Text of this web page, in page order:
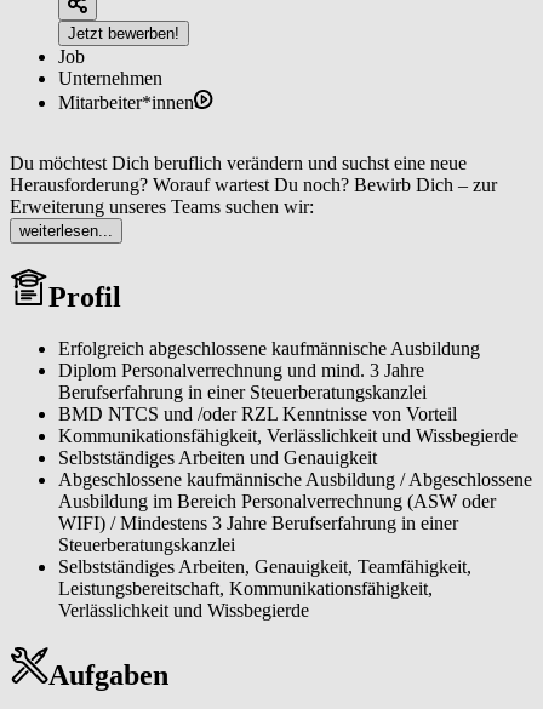
Jetzt bewerben!
Job
Unternehmen
Mitarbeiter*innen
Du möchtest Dich beruflich verändern und suchst eine neue
Herausforderung? Worauf wartest Du noch? Bewirb Dich – zur
Erweiterung unseres Teams suchen wir:
Jeder von uns trägt etwas Einzigartiges in sich – Talente,
Perspektiven und Erfahrungen, die unser Team zu etwas
Besonderem machen. Diese Vielfalt ist unsere Stärke – sie verbindet
uns zu einem Team, das durch Vertrauen, Zusammenhalt und echtes
Mitarbeiters und unterstützen uns gegenseitig, damit wir als Team
und als Individuen wachsen können.
weiterlesen...
Profil
Erfolgreich abgeschlossene kaufmännische Ausbildung
Diplom Personalverrechnung und mind. 3 Jahre
Berufserfahrung in einer Steuerberatungskanzlei
BMD NTCS und /oder RZL Kenntnisse von Vorteil
Kommunikationsfähigkeit, Verlässlichkeit und Wissbegierde
Selbstständiges Arbeiten und Genauigkeit
Abgeschlossene kaufmännische Ausbildung / Abgeschlossene
Ausbildung im Bereich Personalverrechnung (ASW oder
WIFI) / Mindestens 3 Jahre Berufserfahrung in einer
Steuerberatungskanzlei
Selbstständiges Arbeiten, Genauigkeit, Teamfähigkeit,
Leistungsbereitschaft, Kommunikationsfähigkeit,
Verlässlichkeit und Wissbegierde
Aufgaben